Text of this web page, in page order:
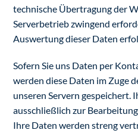
technische Übertragung der
Serverbetrieb zwingend
Auswertung dieser Daten
Sofern Sie uns Daten per
werden diese Daten im Zuge
unseren Servern gespeichert.
ausschließlich zur
Ihre Daten werden streng